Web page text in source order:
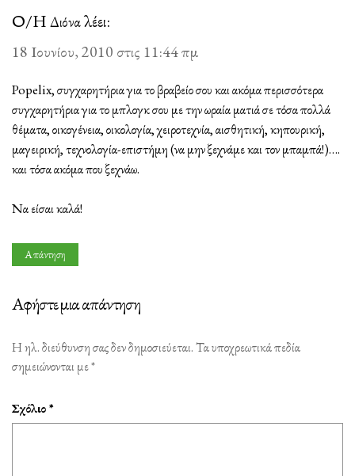
Ο/Η Διόναλέει:
18 Ιουνίου, 2010 στις 11:44 πμ
Popelix, συγχαρητήρια για το βραβείο σου και ακόμα περισσότερα
συγχαρητήρια για το μπλογκ σου με την ωραία ματιά σε τόσα πολλά
θέματα, οικογένεια, οικολογία, χειροτεχνία, αισθητική, κηπουρική,
μαγειρική, τεχνολογία-επιστήμη (να μην ξεχνάμε και τον μπαμπά!)….
και τόσα ακόμα που ξεχνάω.
Να είσαι καλά!
Απάντηση
Αφήστε μια απάντηση
Η ηλ. διεύθυνση σας δεν δημοσιεύεται.Τα υποχρεωτικά πεδία
σημειώνονται με*
Σχόλιο*